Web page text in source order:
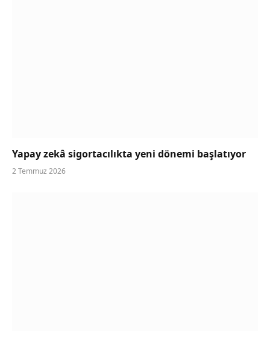
Yapay zekâ sigortacılıkta yeni dönemi başlatıyor
2 Temmuz 2026